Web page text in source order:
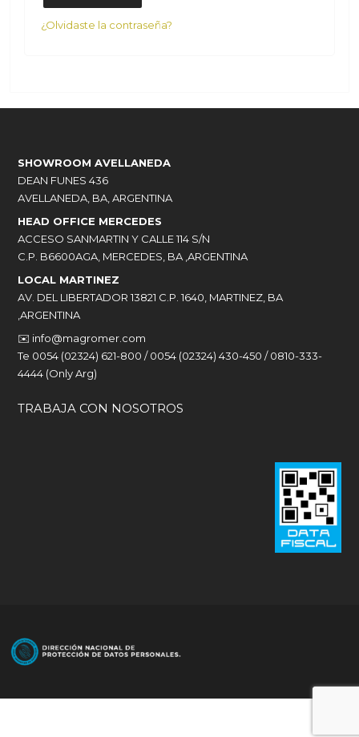
¿Olvidaste la contraseña?
SHOWROOM AVELLANEDA
DEAN FUNES 436
AVELLANEDA, BA, ARGENTINA
HEAD OFFICE MERCEDES
ACCESO SANMARTIN Y CALLE 114 S/N
C.P. B6600AGA, MERCEDES, BA ,ARGENTINA
LOCAL MARTINEZ
AV. DEL LIBERTADOR 13821 C.P. 1640, MARTINEZ, BA
,ARGENTINA
✉️ info@magromer.com
Te 0054 (02324) 621-800 / 0054 (02324) 430-450 / 0810-333-
4444 (Only Arg)
TRABAJA CON NOSOTROS